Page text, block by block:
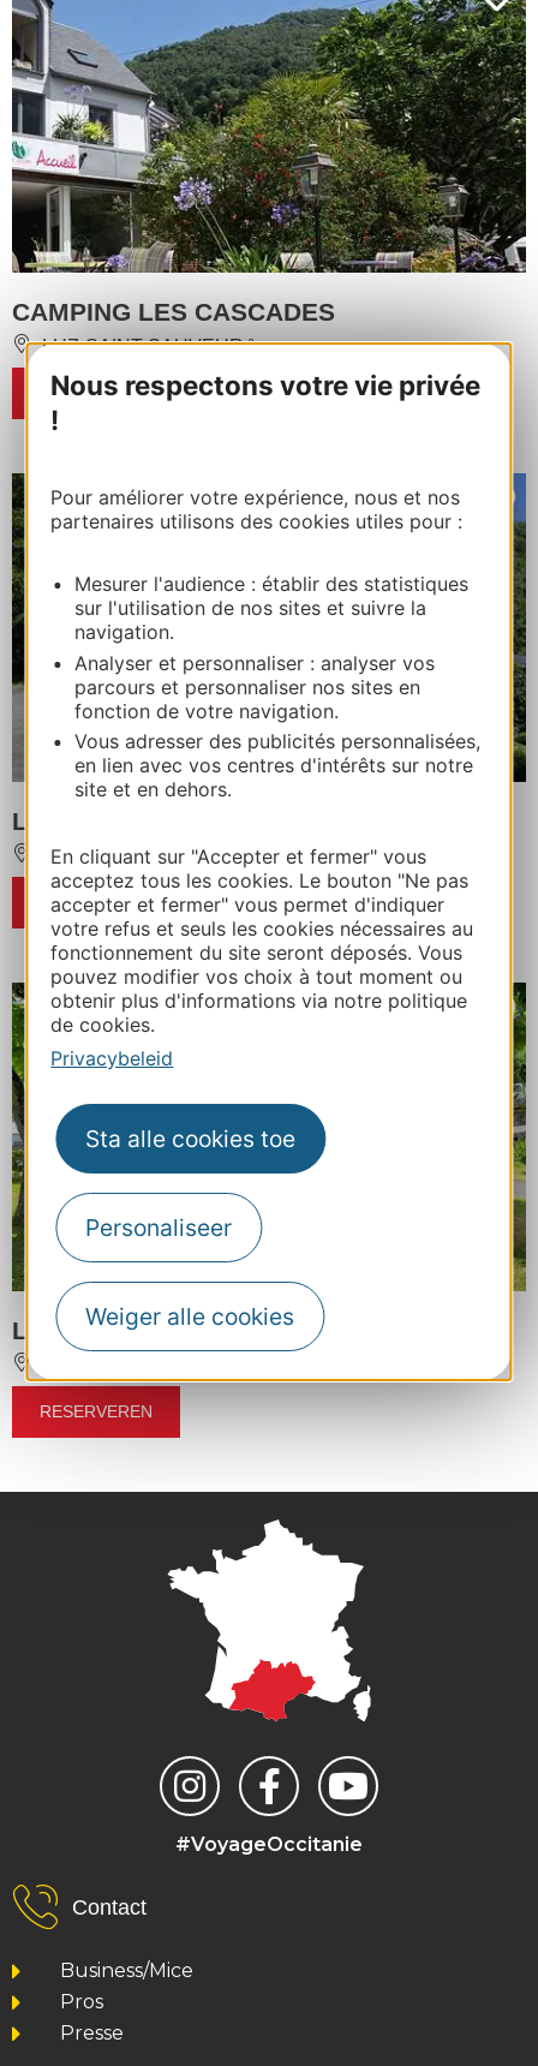
Nous respectons votre vie privée
!
Pour améliorer votre expérience, nous et nos
partenaires utilisons des cookies utiles pour :
Mesurer l'audience : établir des statistiques
sur l'utilisation de nos sites et suivre la
navigation.
Analyser et personnaliser : analyser vos
parcours et personnaliser nos sites en
fonction de votre navigation.
Vous adresser des publicités personnalisées,
en lien avec vos centres d'intérêts sur notre
site et en dehors.
En cliquant sur "Accepter et fermer" vous
acceptez tous les cookies. Le bouton "Ne pas
accepter et fermer" vous permet d'indiquer
votre refus et seuls les cookies nécessaires au
fonctionnement du site seront déposés. Vous
pouvez modifier vos choix à tout moment ou
obtenir plus d'informations via notre politique
de cookies.
Privacybeleid
Sta alle cookies toe
Personaliseer
Weiger alle cookies
CAMPING LES CASCADES
LUZ-SAINT-SAUVEUR Op 9,5 km van CAUTERETS
RESERVEREN
LARBEY
PIERREFITTE-NESTALAS Op 9,5 km van CAUTERETS
RESERVEREN
LE BERGONS
RESERVEREN
#VoyageOccitanie
Contact
Business/Mice
Pros
Presse